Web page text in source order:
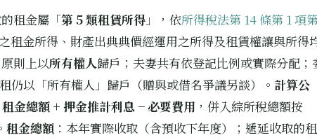
租金屬「第 5 類租賃所得 」，依所得稅法第 14 條第 1 項第
租金所得、財產出典典價經運用之所得及租賃權讓與所得
原則上以所有權人歸戶；夫妻共有依登記比例或實際分配；
仍以「所有權人」歸戶（贈與或借名爭議另談）。 計算公
金總額 + 押金推計利息 − 必要費用 ，併入綜所稅總額按
租金總額 ：本年實際收取（含預收下年度）；遞延收取的租